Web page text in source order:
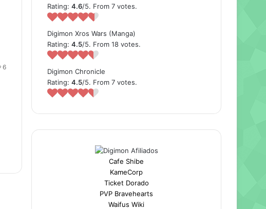
6
Rating:4.6/5. From 7 votes.
Digimon Xros Wars (Manga)
Rating:4.5/5. From 18 votes.
Digimon Chronicle
Rating:4.5/5. From 7 votes.
Cafe Shibe
KameCorp
Ticket Dorado
PVP Bravehearts
Waifus Wiki